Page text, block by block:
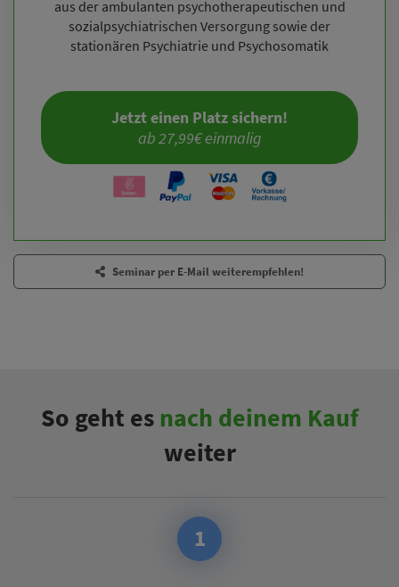
aus der ambulanten psychotherapeutischen und
sozialpsychiatrischen Versorgung sowie der
stationären Psychiatrie und Psychosomatik
Jetzt einen Platz sichern!
ab 27,99€ einmalig
Seminar per E-Mail weiterempfehlen!
So geht es nach deinem Kauf
weiter
1